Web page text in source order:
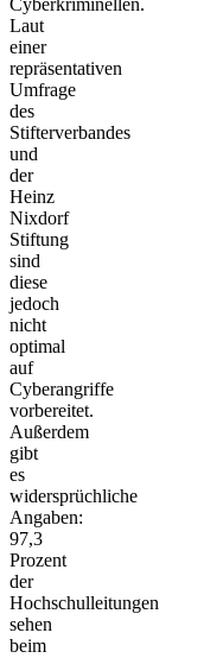
Laut
einer
repräsentativen
Umfrage
des
Stifterverbandes
und
der
Heinz
Nixdorf
Stiftung
sind
diese
jedoch
nicht
optimal
auf
Cyberangriffe
vorbereitet.
Außerdem
gibt
es
widersprüchliche
Angaben:
97,3
Prozent
der
Hochschulleitungen
sehen
beim